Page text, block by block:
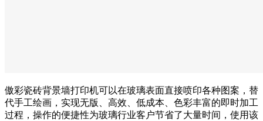
傲彩瓷砖背景墙打印机可以在玻璃表面直接喷印各种图案，替
代手工绘画，实现无版、高效、低成本、色彩丰富的即时加工
过程，操作的便捷性为玻璃行业客户节省了大量时间，使用该